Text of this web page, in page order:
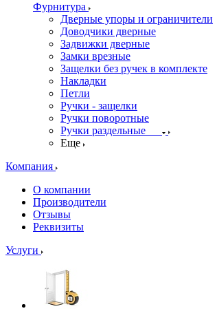
Фурнитура
Дверные упоры и ограничители
Доводчики дверные
Задвижки дверные
Замки врезные
Защелки без ручек в комплекте
Накладки
Петли
Ручки - защелки
Ручки поворотные
Ручки раздельные
Еще
Компания
О компании
Производители
Отзывы
Реквизиты
Услуги